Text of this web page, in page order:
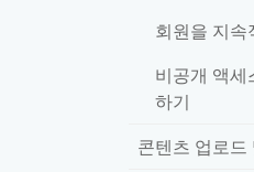
회원을 지속
비공개 액세
하기
콘텐츠 업로드